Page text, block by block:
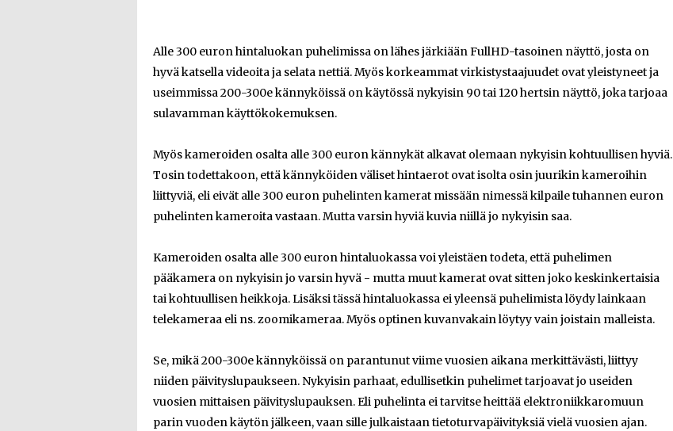
Alle 300 euron hintaluokan puhelimissa on lähes järkiään FullHD-tasoinen näyttö, josta on
hyvä katsella videoita ja selata nettiä. Myös korkeammat virkistystaajuudet ovat yleistyneet ja
useimmissa 200-300e kännyköissä on käytössä nykyisin 90 tai 120 hertsin näyttö, joka tarjoaa
sulavamman käyttökokemuksen.
Myös kameroiden osalta alle 300 euron kännykät alkavat olemaan nykyisin kohtuullisen hyviä.
Tosin todettakoon, että kännyköiden väliset hintaerot ovat isolta osin juurikin kameroihin
liittyviä, eli eivät alle 300 euron puhelinten kamerat missään nimessä kilpaile tuhannen euron
puhelinten kameroita vastaan. Mutta varsin hyviä kuvia niillä jo nykyisin saa.
Kameroiden osalta alle 300 euron hintaluokassa voi yleistäen todeta, että puhelimen
pääkamera on nykyisin jo varsin hyvä - mutta muut kamerat ovat sitten joko keskinkertaisia
tai kohtuullisen heikkoja. Lisäksi tässä hintaluokassa ei yleensä puhelimista löydy lainkaan
telekameraa eli ns. zoomikameraa. Myös optinen kuvanvakain löytyy vain joistain malleista.
Se, mikä 200-300e kännyköissä on parantunut viime vuosien aikana merkittävästi, liittyy
niiden päivityslupaukseen. Nykyisin parhaat, edullisetkin puhelimet tarjoavat jo useiden
vuosien mittaisen päivityslupauksen. Eli puhelinta ei tarvitse heittää elektroniikkaromuun
parin vuoden käytön jälkeen, vaan sille julkaistaan tietoturvapäivityksiä vielä vuosien ajan.